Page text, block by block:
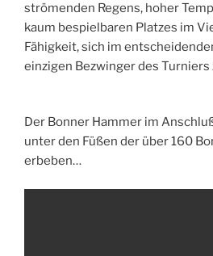
strömenden Regens, hoher
kaum bespielbaren Platzes im
Fähigkeit, sich im
einzigen Bezwinger des Turniers
Der Bonner Hammer im
unter den Füßen der über 160
erbeben…